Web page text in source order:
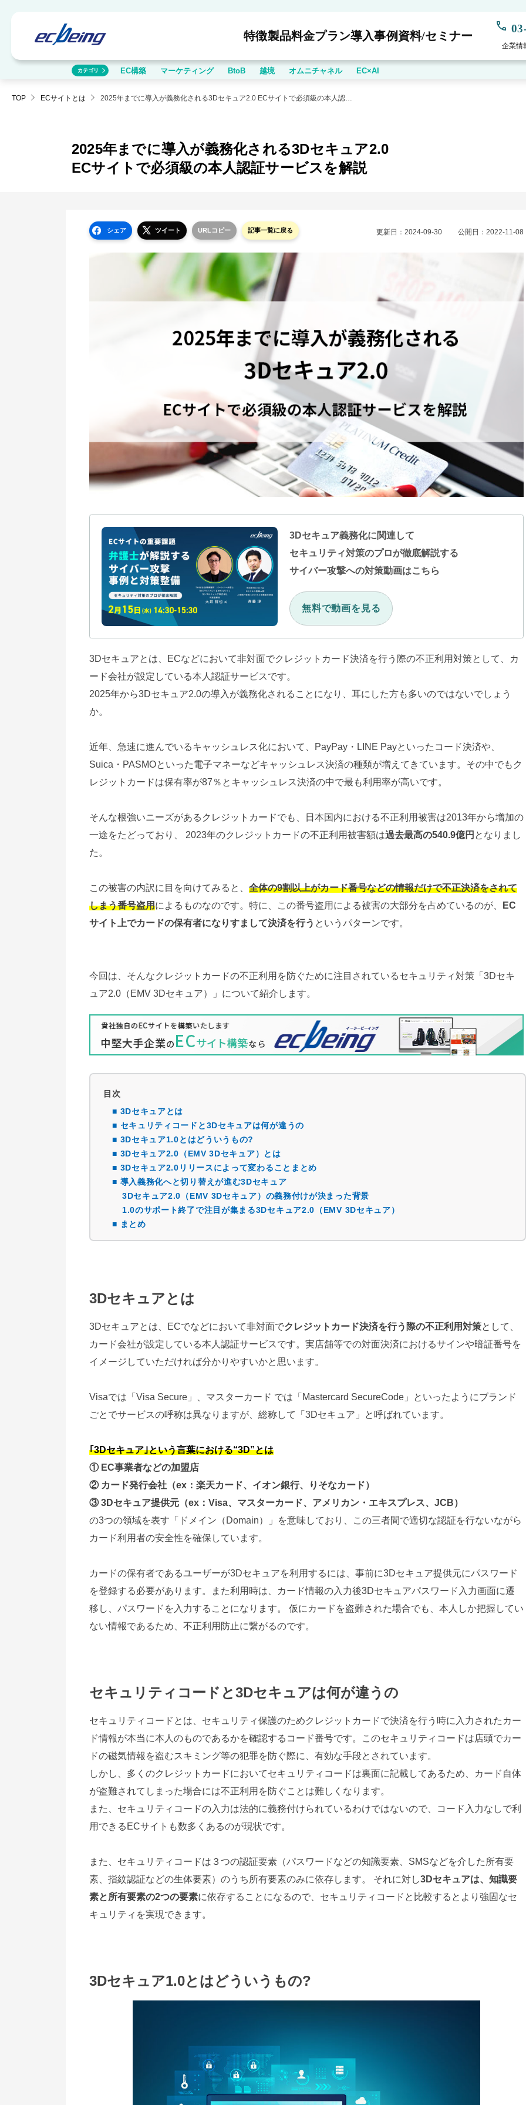
特徴製品料金プラン導入事例資料/セミナー
企業情
TOP ECサイトとは 2025年までに導入が義務化される3Dセキュア2.0 ECサイトで必須級の本人認証サービスを解説
2025年までに導入が義務化される3Dセキュア2.0
ECサイトで必須級の本人認証サービスを解説
シェア ツイート URLコピー 記事一覧に戻る 更新日： 2024-09-30 公開日： 2022-11-08
3Dセキュア義務化に関連して
セキュリティ対策のプロが徹底解説する
サイバー攻撃への対策動画はこちら
無料で動画を見る
3Dセキュアとは、ECなどにおいて非対面でクレジットカード決済を行う際の不正利用対策として、カ
ード会社が設定している本人認証サービスです。
2025年から3Dセキュア2.0の導入が義務化されることになり、耳にした方も多いのではないでしょう
か。
近年、急速に進んでいるキャッシュレス化において、PayPay・LINE Payといったコード決済や、
Suica・PASMOといった電子マネーなどキャッシュレス決済の種類が増えてきています。その中でもク
レジットカードは保有率が87％とキャッシュレス決済の中で最も利用率が高いです。
そんな根強いニーズがあるクレジットカードでも、日本国内における不正利用被害は2013年から増加の
一途をたどっており、 2023年のクレジットカードの不正利用被害額は過去最高の540.9億円 となりまし
た。
この被害の内訳に目を向けてみると、 全体の9割以上がカード番号などの情報だけで不正決済をされて
しまう番号盗用によるものなのです。特に、この番号盗用による被害の大部分を占めているのが、
EC
サイト上でカードの保有者になりすまして決済を行う というパターンです。
今回は、そんなクレジットカードの不正利用を防ぐために注目されているセキュリティ対策「3Dセキ
ュア2.0（EMV 3Dセキュア）」について紹介します。
目次
■ 3Dセキュアとは
■ セキュリティコードと3Dセキュアは何が違うの
■ 3Dセキュア1.0とはどういうもの?
■ 3Dセキュア2.0（EMV 3Dセキュア）とは
■ 3Dセキュア2.0リリースによって変わることまとめ
■ 導入義務化へと切り替えが進む3Dセキュア
3Dセキュア2.0（EMV 3Dセキュア）の義務付けが決まった背景
1.0のサポート終了で注目が集まる3Dセキュア2.0（EMV 3Dセキュア）
■ まとめ
3Dセキュアとは
3Dセキュアとは、ECでなどにおいて非対面でクレジットカード決済を行う際の不正利用対策として、
カード会社が設定している本人認証サービスです。実店舗等での対面決済におけるサインや暗証番号を
イメージしていただければ分かりやすいかと思います。
Visaでは「Visa Secure」、マスターカード では「Mastercard SecureCode」といったようにブランド
ごとでサービスの呼称は異なりますが、総称して「3Dセキュア」と呼ばれています。
｢3Dセキュア｣という言葉における“3D”とは
① EC事業者などの加盟店
② カード発行会社（ex：楽天カード、イオン銀行、りそなカード）
③ 3Dセキュア提供元（ex：Visa、マスターカード、アメリカン・エキスプレス、JCB）
の3つの領域を表す「ドメイン（Domain）」を意味しており、この三者間で適切な認証を行ないながら
カード利用者の安全性を確保しています。
カードの保有者であるユーザーが3Dセキュアを利用するには、事前に3Dセキュア提供元にパスワード
を登録する必要があります。また利用時は、カード情報の入力後3Dセキュアパスワード入力画面に遷
移し、パスワードを入力することになります。 仮にカードを盗難された場合でも、本人しか把握してい
ない情報であるため、不正利用防止に繋がるのです。
セキュリティコードと3Dセキュアは何が違うの
セキュリティコードとは、セキュリティ保護のためクレジットカードで決済を行う時に入力されたカー
ド情報が本当に本人のものであるかを確認するコード番号です。このセキュリティコードは店頭でカー
ドの磁気情報を盗むスキミング等の犯罪を防ぐ際に、有効な手段とされています。
しかし、多くのクレジットカードにおいてセキュリティコードは裏面に記載してあるため、カード自体
が盗難されてしまった場合には不正利用を防ぐことは難しくなります。
また、セキュリティコードの入力は法的に義務付けられているわけではないので、コード入力なしで利
用できるECサイトも数多くあるのが現状です。
また、セキュリティコードは３つの認証要素（パスワードなどの知識要素、SMSなどを介した所有要
素、指紋認証などの生体要素）のうち所有要素のみに依存します。 それに対し3Dセキュアは、知識要
素と所有要素の2つの要素に依存することになるので、セキュリティコードと比較するとより強固なセ
キュリティを実現できます。
3Dセキュア1.0とはどういうもの?
カテゴリ EC構築 マーケティング BtoB 越境 オムニチャネル EC×AI